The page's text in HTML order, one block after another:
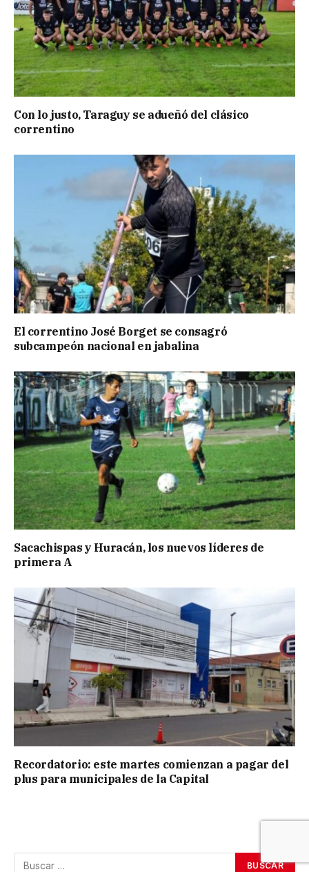
Con lo justo, Taraguy se adueñó del clásico
correntino
El correntino José Borget se consagró
subcampeón nacional en jabalina
Sacachispas y Huracán, los nuevos líderes de
primera A
Recordatorio: este martes comienzan a pagar del
plus para municipales de la Capital